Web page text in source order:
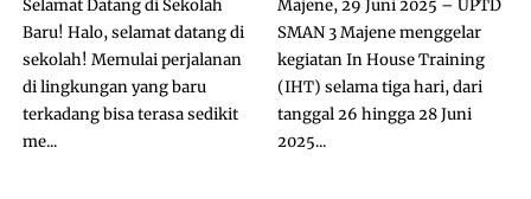
Selamat Datang di Sekolah
Baru! Halo, selamat datang di
sekolah! Memulai perjalanan
di lingkungan yang baru
terkadang bisa terasa sedikit
me...
Kurikulum Satuan
Pendidikan dan
Pemanfaatan AI
dalam Pembelajaran
Majene, 29 Juni 2025 – UPTD
SMAN 3 Majene menggelar
kegiatan In House Training
(IHT) selama tiga hari, dari
tanggal 26 hingga 28 Juni
2025...